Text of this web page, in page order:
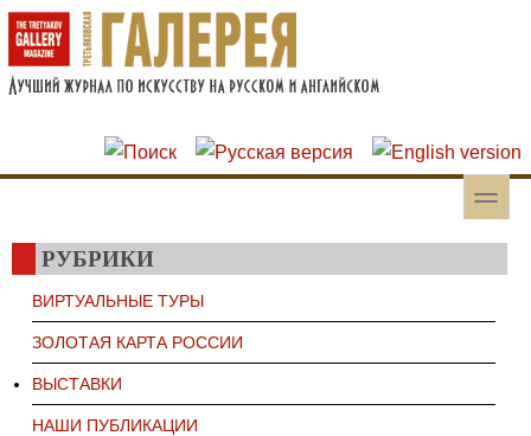
Перейти к основному содержанию
Skip to search
toggle
РУБРИКИ
ВИРТУАЛЬНЫЕ ТУРЫ
ЗОЛОТАЯ КАРТА РОССИИ
ВЫСТАВКИ
НАШИ ПУБЛИКАЦИИ